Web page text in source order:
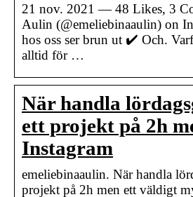
21 nov. 2021 — 48 Likes, 3
Aulin (@emeliebinaaulin) on
hos oss ser brun ut ✔️ Och.
alltid för …
När handla
ett projekt på 2h
Instagram
emeliebinaaulin. När handla
projekt på 2h men ett väldigt